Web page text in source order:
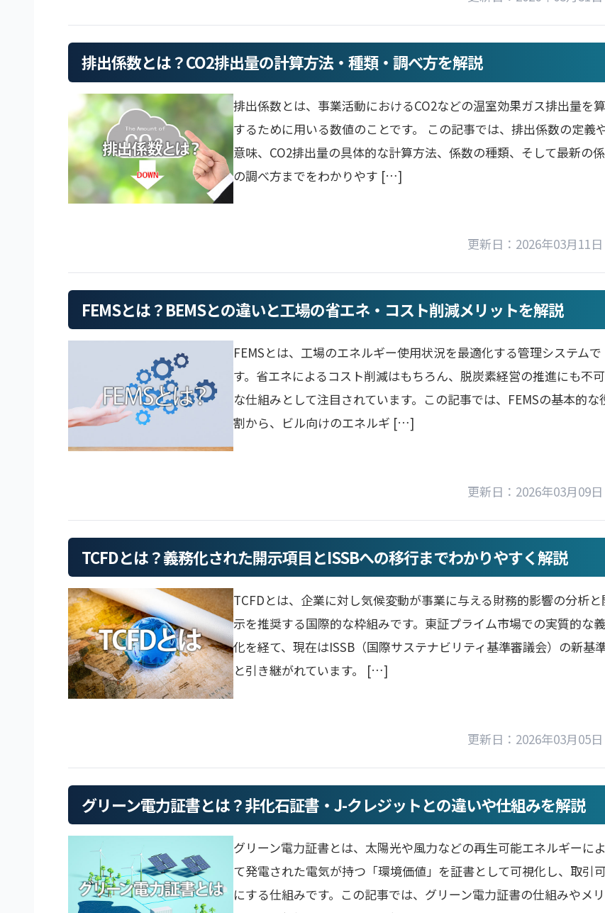
排出係数とは？CO2排出量の計算方法・種類・調べ方を解説
排出係数とは、事業活動におけるCO2などの温室効果ガス排出量を
するために用いる数値のことです。 この記事では、排出係数の定義
意味、CO2排出量の具体的な計算方法、係数の種類、そして最新の
の調べ方までをわかりやす […]
更新日：2026年03月11日
FEMSとは？BEMSとの違いと工場の省エネ・コスト削減メリットを解説
FEMSとは、工場のエネルギー使用状況を最適化する管理システムで
す。省エネによるコスト削減はもちろん、脱炭素経営の推進にも不
な仕組みとして注目されています。この記事では、FEMSの基本的な
割から、ビル向けのエネルギ […]
更新日：2026年03月09日
TCFDとは？義務化された開示項目とISSBへの移行までわかりやすく解説
TCFDとは、企業に対し気候変動が事業に与える財務的影響の分析と
示を推奨する国際的な枠組みです。東証プライム市場での実質的な
化を経て、現在はISSB（国際サステナビリティ基準審議会）の新基
と引き継がれています。 […]
更新日：2026年03月05日
グリーン電力証書とは？非化石証書・J-クレジットとの違いや仕組みを解説
グリーン電力証書とは、太陽光や風力などの再生可能エネルギーに
て発電された電気が持つ「環境価値」を証書として可視化し、取引
にする仕組みです。この記事では、グリーン電力証書の仕組みやメ